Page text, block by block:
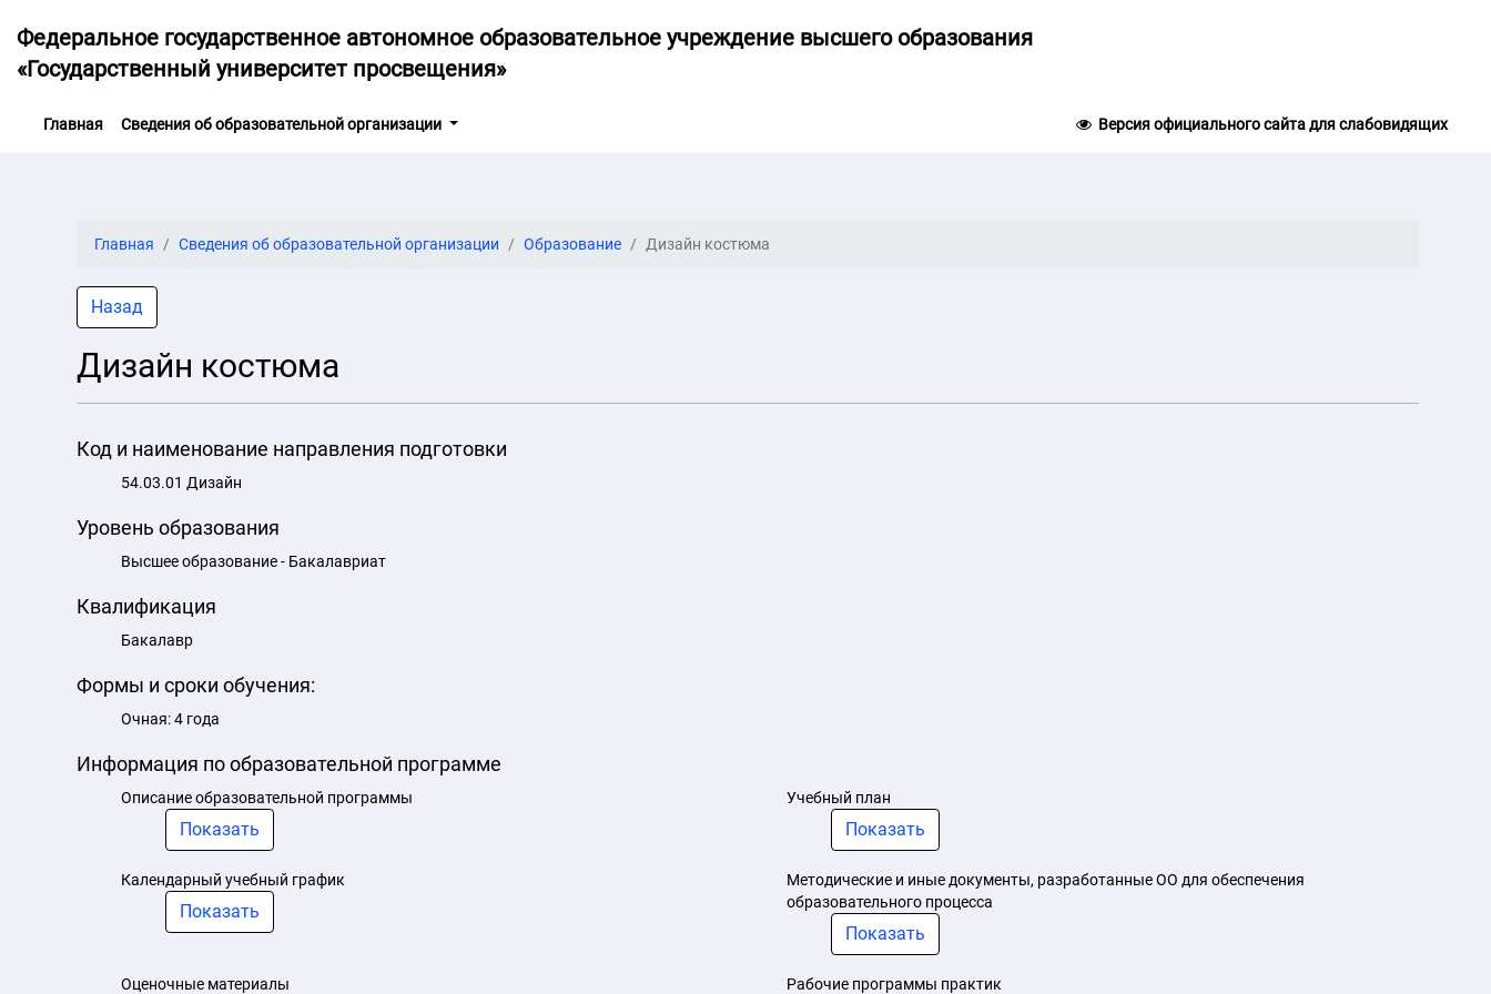
Федеральное государственное автономное образовательное учреждение высшего образования
«Государственный университет просвещения»
Главная(current)
Сведения об образовательной организации Версия официального сайта для слабовидящих
Главная Сведения об образовательной организации Образование Дизайн костюма
Назад
Дизайн костюма
Код и наименование направления подготовки
54.03.01 Дизайн
Уровень образования
Высшее образование - Бакалавриат
Квалификация
Бакалавр
Формы и сроки обучения:
Очная: 4 года
Информация по образовательной программе
Описание образовательной программы
Показать
Учебный план
Показать
Календарный учебный график
Показать
Методические и иные документы, разработанные ОО для обеспечения
образовательного процесса
Показать
Оценочные материалы Рабочие программы практик